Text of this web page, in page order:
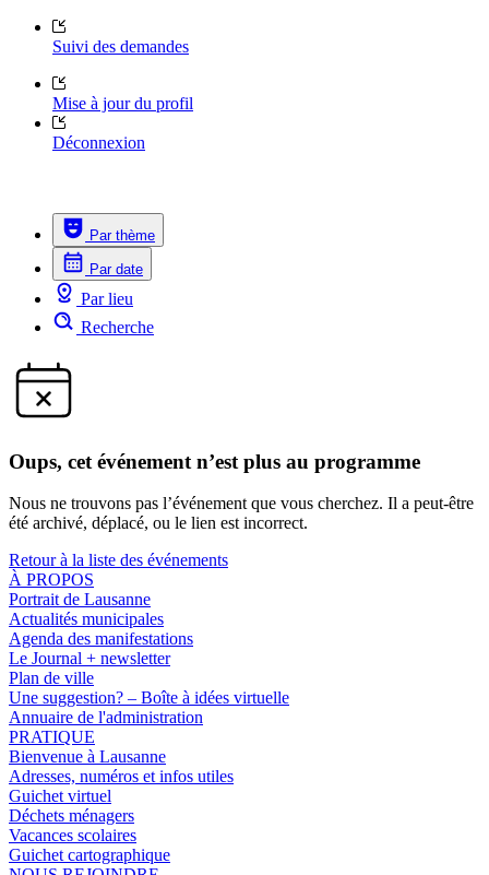
Suivi des demandes
Mise à jour du profil
Déconnexion
Par thème
Par date
Par lieu
Recherche
Oups, cet événement n’est plus au programme
Nous ne trouvons pas l’événement que vous cherchez. Il a peut-être
été archivé, déplacé, ou le lien est incorrect.
Retour à la liste des événements
À PROPOS
Portrait de Lausanne
Actualités municipales
Agenda des manifestations
Le Journal + newsletter
Plan de ville
Une suggestion? – Boîte à idées virtuelle
Annuaire de l'administration
PRATIQUE
Bienvenue à Lausanne
Adresses, numéros et infos utiles
Guichet virtuel
Déchets ménagers
Vacances scolaires
Guichet cartographique